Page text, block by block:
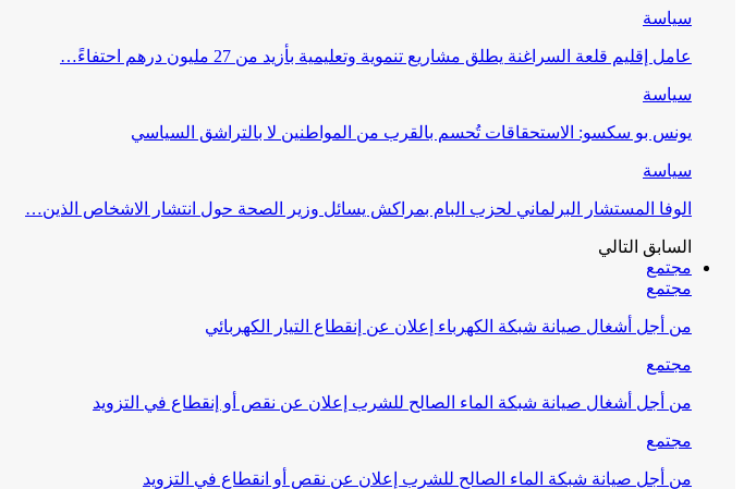
سياسة
عامل إقليم قلعة السراغنة يطلق مشاريع تنموية وتعليمية بأزيد من 27 مليون درهم احتفاءً…
سياسة
يونس بو سكسو: الاستحقاقات تُحسم بالقرب من المواطنين لا بالتراشق السياسي
سياسة
الوفا المستشار البرلماني لحزب البام بمراكش يسائل وزير الصحة حول انتشار الاشخاص الذين…
السابق التالي
مجتمع
مجتمع
من أجل أشغال صيانة شبكة الكهرباء إعلان عن إنقطاع التيار الكهربائي
مجتمع
من أجل أشغال صيانة شبكة الماء الصالح للشرب إعلان عن نقص أو إنقطاع في التزويد
مجتمع
من أجل صيانة شبكة الماء الصالح للشرب إعلان عن نقص أو انقطاع في التزويد